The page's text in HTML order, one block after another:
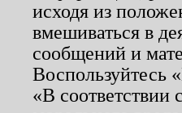
исходя из
вмешиваться в
сообщений и
Воспользуйтесь
«В